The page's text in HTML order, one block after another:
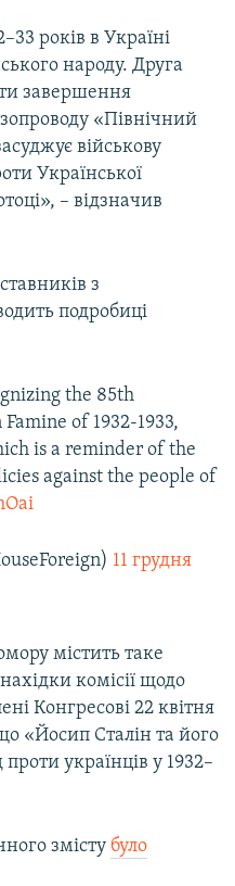
років в Україні
народу. Друга
завершення
«Північний
військову
Української
– відзначив
з
подробиці
the 85th
of 1932-1933,
is a reminder of the
against the people of
11 грудня
містить таке
комісії щодо
Конгресові 22 квітня
«Йосип Сталін та його
українців у 1932–
змісту було